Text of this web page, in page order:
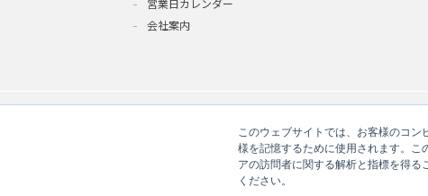
このウェブサイトでは、お客様のコ
様を記憶するために使用されます。
アの訪問者に関する解析と指標を得る
ください。
営業日カレンダー
会社案内